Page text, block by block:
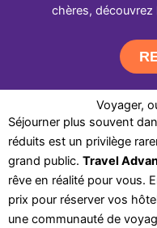
chères, découvrez
Voyager,
Séjourner plus souvent
réduits est un privilège
grand public. Travel
rêve en réalité pour vous.
prix pour réserver vos
une communauté de